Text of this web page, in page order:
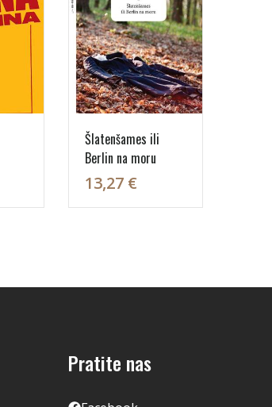
Šlatenšames ili
Berlin na moru
13,27 €
Pratite nas